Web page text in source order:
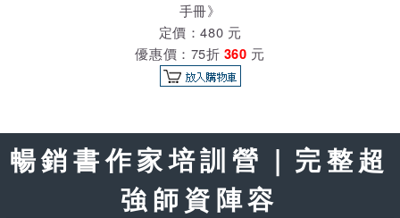
手冊》
定價：480 元
優惠價：75折 360 元
暢銷書作家培訓營｜完整超
強師資陣容